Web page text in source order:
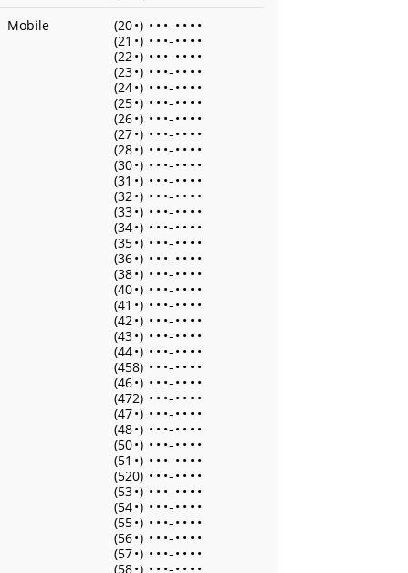
Mobile
(20•) • • •- • • • •
(21 •) • • •- • • • •
(22•) • • •- • • • •
(23•) • • •- • • • •
(24•) • • •- • • • •
(25•) • • •- • • • •
(26•) • • •- • • • •
(27•) • • •- • • • •
(28•) • • •- • • • •
(30•) • • •- • • • •
(31 •) • • •- • • • •
(32•) • • •- • • • •
(33•) • • •- • • • •
(34•) • • •- • • • •
(35•) • • •- • • • •
(36•) • • •- • • • •
(38•) • • •- • • • •
(40•) • • •- • • • •
(41 •) • • •- • • • •
(42•) • • •- • • • •
(43•) • • •- • • • •
(44•) • • •- • • • •
(458) • • •- • • • •
(46•) • • •- • • • •
(472) • • •- • • • •
(47•) • • •- • • • •
(48•) • • •- • • • •
(50•) • • •- • • • •
(51 •) • • •- • • • •
(520) • • •- • • • •
(53•) • • •- • • • •
(54•) • • •- • • • •
(55•) • • •- • • • •
(56•) • • •- • • • •
(57•) • • •- • • • •
(58•) • • •- • • • •